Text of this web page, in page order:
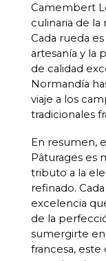
Camembert
culinaria de la
Cada rueda
artesanía y la
de calidad
Normandía
viaje a los
tradicionales
En resumen,
Pâturages es
tributo a la
refinado.
excelencia
de la
sumergirte en
francesa, este